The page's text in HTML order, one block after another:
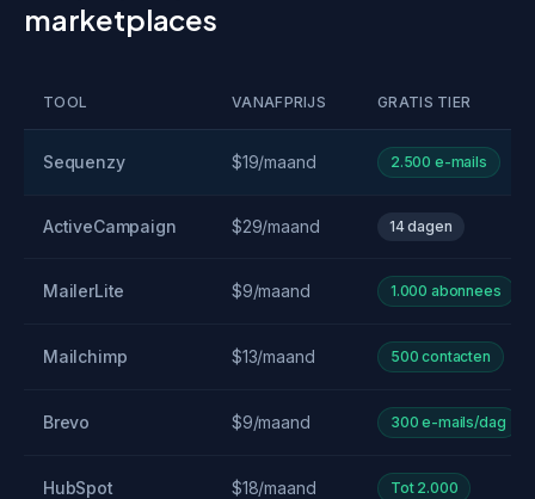
marketplaces
TOOL VANAFPRIJS GRATIS TIER
Sequenzy $19/maand 2.500 e-mails
ActiveCampaign $29/maand 14 dagen
MailerLite $9/maand 1.000 abonnees
Mailchimp $13/maand 500 contacten
Brevo $9/maand 300 e-mails/dag
HubSpot $18/maand Tot 2.000